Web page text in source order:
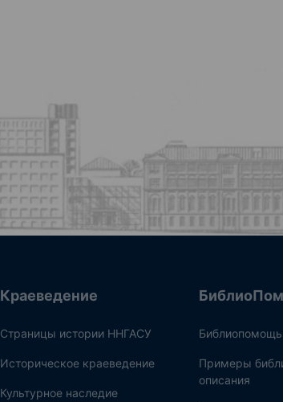
Краеведение
Страницы истории ННГАСУ
Историческое краеведение
Культурное наследие
Библиопомощь
Примеры
описания